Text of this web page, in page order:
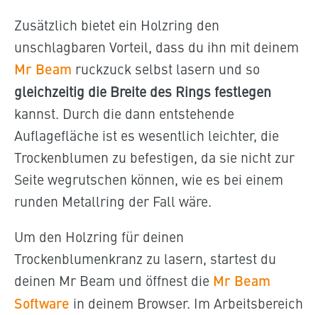
Zusätzlich bietet ein Holzring den
unschlagbaren Vorteil, dass du ihn mit deinem
Mr Beam ruckzuck selbst lasern und so
gleichzeitig die Breite des Rings festlegen
kannst. Durch die dann entstehende
Auflagefläche ist es wesentlich leichter, die
Trockenblumen zu befestigen, da sie nicht zur
Seite wegrutschen können, wie es bei einem
runden Metallring der Fall wäre.
Um den Holzring für deinen
Trockenblumenkranz zu lasern, startest du
deinen Mr Beam und öffnest die Mr Beam
Software in deinem Browser. Im Arbeitsbereich